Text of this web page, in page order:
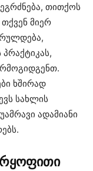
თითქოს
მიერ
ხშირად
სახლის
ადამიანი